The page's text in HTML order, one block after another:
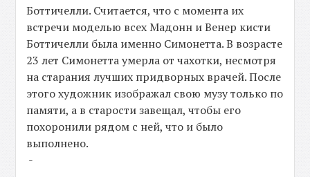
Боттичелли. Считается, что с момента их
встречи моделью всех Мадонн и Венер кисти
Боттичелли была именно Симонетта. В возрасте
23 лет Симонетта умерла от чахотки, несмотря
на старания лучших придворных врачей. После
этого художник изображал свою музу только по
памяти, а в старости завещал, чтобы его
похоронили рядом с ней, что и было
выполнено.
-